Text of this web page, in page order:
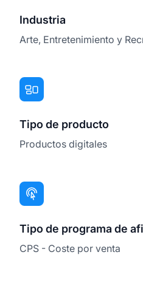
Industria
Arte, Entretenimiento y
Tipo de producto
Productos digitales
Tipo de programa de
CPS - Coste por venta